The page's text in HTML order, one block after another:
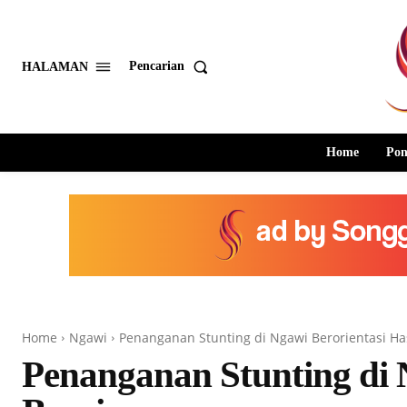
HALAMAN Pencarian
Home
Home Ngawi Penanganan Stunting di Ngawi Berorientasi
Penanganan Stunting di